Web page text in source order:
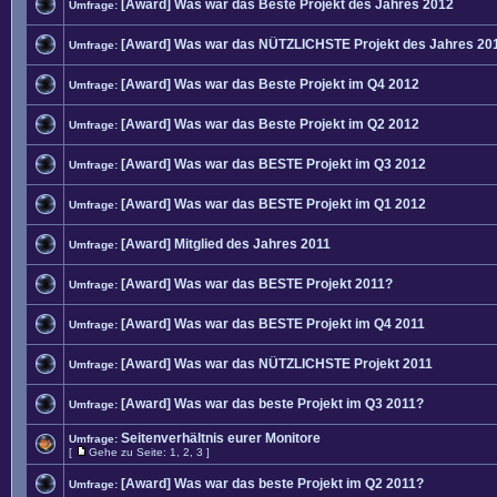
Umfrage: [Award] Was war das Beste Projekt des Jahres 2012
Umfrage: [Award] Was war das NÜTZLICHSTE Projekt des Jahres
Umfrage: [Award] Was war das Beste Projekt im Q4 2012
Umfrage: [Award] Was war das Beste Projekt im Q2 2012
Umfrage: [Award] Was war das BESTE Projekt im Q3 2012
Umfrage: [Award] Was war das BESTE Projekt im Q1 2012
Umfrage: [Award] Mitglied des Jahres 2011
Umfrage: [Award] Was war das BESTE Projekt 2011?
Umfrage: [Award] Was war das BESTE Projekt im Q4 2011
Umfrage: [Award] Was war das NÜTZLICHSTE Projekt 2011
Umfrage: [Award] Was war das beste Projekt im Q3 2011?
Umfrage: Seitenverhältnis eurer Monitore
[ Gehe zu Seite: 1 2 3 ]
Umfrage: [Award] Was war das beste Projekt im Q2 2011?